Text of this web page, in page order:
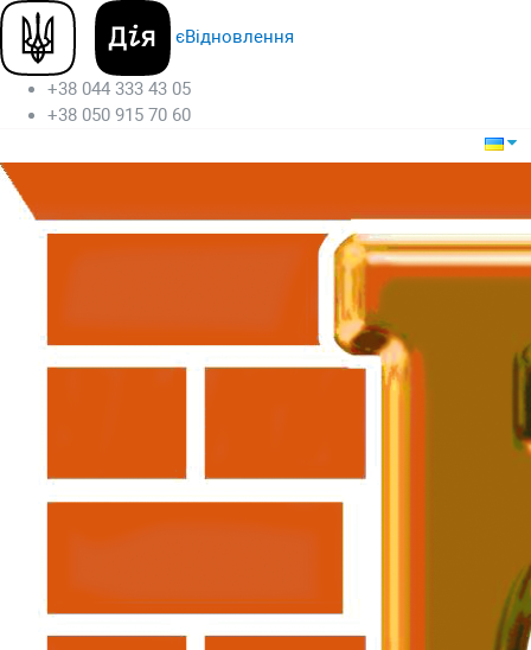
єВідновлення
+38 044 333 43 05
+38 050 915 70 60